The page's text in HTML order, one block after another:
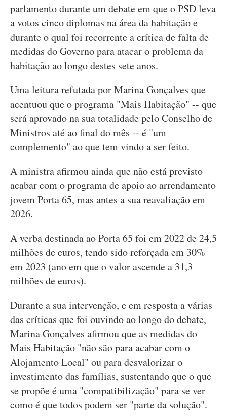
parlamento durante um debate em que o PSD leva
a votos cinco diplomas na área da habitação e
durante o qual foi recorrente a crítica de falta de
medidas do Governo para atacar o problema da
habitação ao longo destes sete anos.
Uma leitura refutada por Marina Gonçalves que
acentuou que o programa "Mais Habitação" -- que
será aprovado na sua totalidade pelo Conselho de
Ministros até ao final do mês -- é "um
complemento" ao que tem vindo a ser feito.
A ministra afirmou ainda que não está previsto
acabar com o programa de apoio ao arrendamento
jovem Porta 65, mas antes a sua reavaliação em
2026.
A verba destinada ao Porta 65 foi em 2022 de 24,5
milhões de euros, tendo sido reforçada em 30%
em 2023 (ano em que o valor ascende a 31,3
milhões de euros).
Durante a sua intervenção, e em resposta a várias
das críticas que foi ouvindo ao longo do debate,
Marina Gonçalves afirmou que as medidas do
Mais Habitação "não são para acabar com o
Alojamento Local" ou para desvalorizar o
investimento das famílias, sustentando que o que
se propõe é uma "compatibilização" para se ver
como é que todos podem ser "parte da solução".